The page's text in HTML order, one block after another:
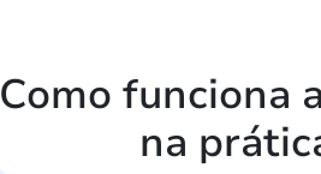
Como funciona
na